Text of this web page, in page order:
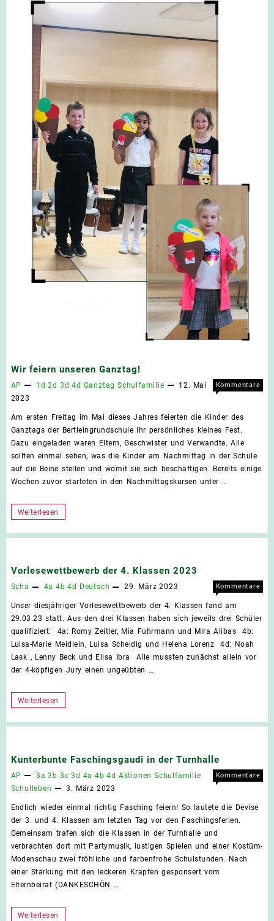
Wir feiern unseren Ganztag!
AP 1d 2d 3d 4d Ganztag Schulfamilie
12. Mai
2023
Kommentare
Am ersten Freitag im Mai dieses Jahres feierten die Kinder des
Ganztags der Bertleingrundschule ihr persönliches kleines Fest.
Dazu eingeladen waren Eltern, Geschwister und Verwandte. Alle
sollten einmal sehen, was die Kinder am Nachmittag in der Schule
auf die Beine stellen und womit sie sich beschäftigen. Bereits einige
Wochen zuvor starteten in den Nachmittagskursen unter …
Wir
Weiterlesen
Vorlesewettbewerb der 4. Klassen 2023
Scha 4a 4b 4d Deutsch 29. März 2023
Kommentare
der
Unser diesjähriger Vorlesewettbewerb der 4. Klassen fand am
29.03.23 statt. Aus den drei Klassen haben sich jeweils drei Schüler
qualifiziert: 4a: Romy Zeitler, Mia Fuhrmann und Mira Alibas 4b:
Luisa-Marie Meidlein, Luisa Scheidig und Helena Lorenz 4d: Noah
Lask , Lenny Beck und Elisa Ibra Alle mussten zunächst allein vor
der 4-köpfigen Jury einen ungeübten …
Vorlesewettbewerb
2023
Weiterlesen
Kunterbunte Faschingsgaudi in der Turnhalle
AP 3a 3b 3c 3d 4a 4b 4d Aktionen Schulfamilie
Schulleben
3. März 2023
Kommentare
Endlich wieder einmal richtig Fasching feiern! So lautete die Devise
der 3. und 4. Klassen am letzten Tag vor den Faschingsferien.
Gemeinsam trafen sich die Klassen in der Turnhalle und
verbrachten dort mit Partymusik, lustigen Spielen und einer Kostüm-
Modenschau zwei fröhliche und farbenfrohe Schulstunden. Nach
einer Stärkung mit den leckeren Krapfen gesponsert vom
Elternbeirat (DANKESCHÖN …
Kunterbunte
Weiterlesen